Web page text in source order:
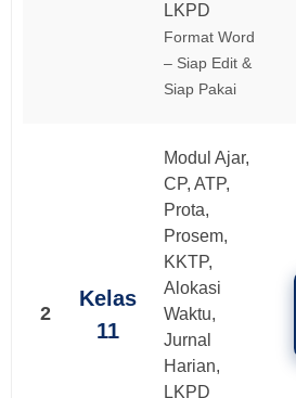
LKPD
Format Word
– Siap Edit &
Siap Pakai
2
Kelas
11
Modul Ajar,
CP, ATP,
Prota,
Prosem,
KKTP,
Alokasi
Waktu,
Jurnal
Harian,
LKPD